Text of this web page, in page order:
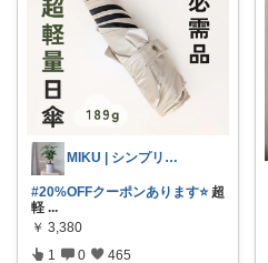
MIKU | シンプリスト主婦
#​20%OFFクーポンあります⭐️超
軽 ...
￥ 3,380
1 0 465